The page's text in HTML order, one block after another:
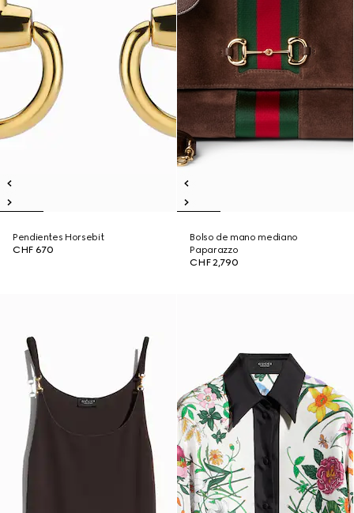
Pendientes Horsebit
CHF 670
Bolso de mano mediano
Paparazzo
CHF 2,790